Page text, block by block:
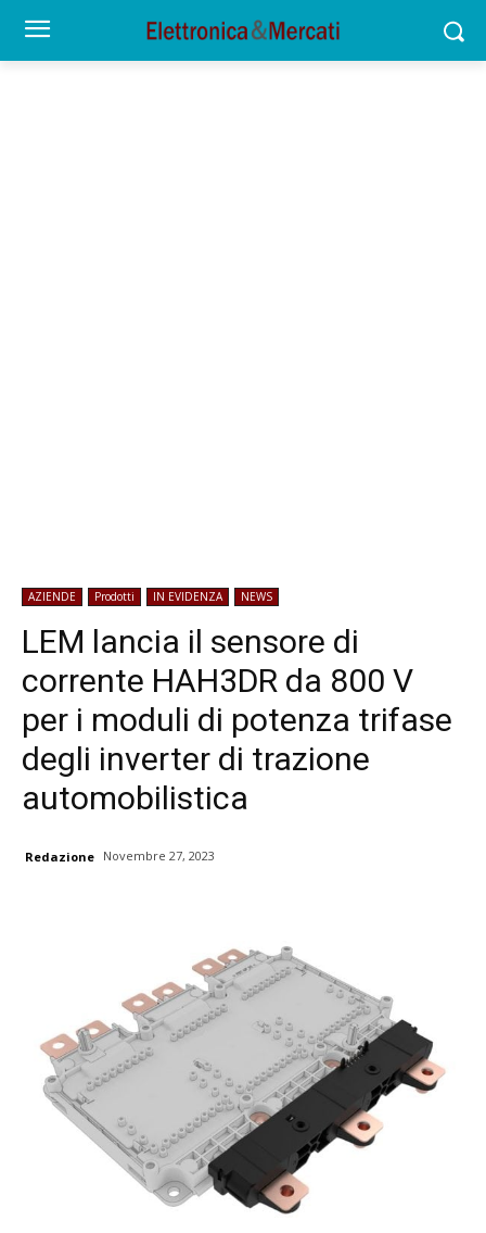
AZIENDE Prodotti IN EVIDENZA NEWS
LEM lancia il sensore di
corrente HAH3DR da 800 V
per i moduli di potenza trifase
degli inverter di trazione
automobilistica
Redazione Novembre 27, 2023